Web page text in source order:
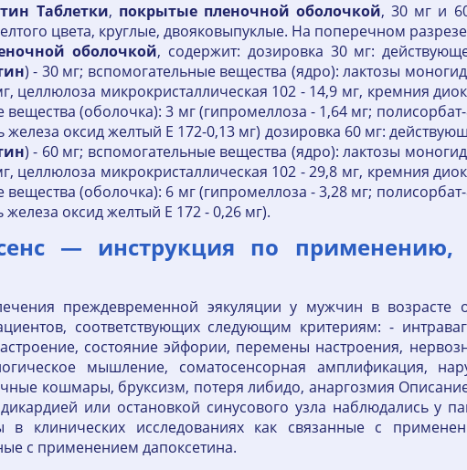
Таблетки, покрытые пленочной оболочкой, 30 мг и
цвета, круглые, двояковыпуклые. На поперечном
оболочкой, содержит: дозировка 30 мг:
) - 30 мг; вспомогательные вещества (ядро): лактозы
целлюлоза микрокристаллическая 102 - 14,9 мг, кремния
(оболочка): 3 мг (гипромеллоза - 1,64 мг;
железа оксид желтый Е 172-0,13 мг) дозировка 60 мг:
) - 60 мг; вспомогательные вещества (ядро): лактозы
целлюлоза микрокристаллическая 102 - 29,8 мг, кремния
(оболочка): 6 мг (гипромеллоза - 3,28 мг;
железа оксид желтый Е 172 - 0,26 мг).
— инструкция по
преждевременной эякуляции у мужчин в
соответствующих следующим критериям: -
состояние эйфории, перемены настроения,
мышление, соматосенсорная амплификация,
кошмары, бруксизм, потеря либидо, анаргозмия
или остановкой синусового узла наблюдались у
клинических исследованиях как связанные с
с применением дапоксетина.